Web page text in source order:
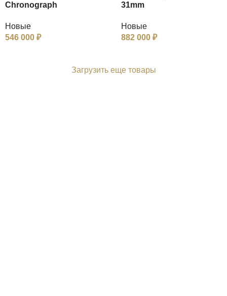
Chronograph
Новые
546 000 ₽
31mm
Новые
882 000 ₽
Загрузить еще товары